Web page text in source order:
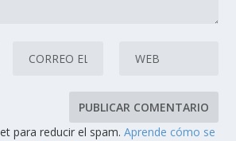
para reducir el spam.Aprende cómo se